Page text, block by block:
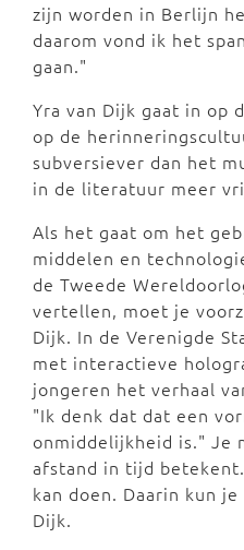
zijn worden in Berlijn
daarom vond ik het
gaan."
Yra van Dijk gaat in op
op de
subversiever dan het
in de literatuur meer
Als het gaat om het
middelen en
de Tweede
vertellen, moet je
Dijk. In de Verenigde
met interactieve
jongeren het verhaal
"Ik denk dat dat een
onmiddelijkheid is." Je
afstand in tijd
kan doen. Daarin kun
Dijk.